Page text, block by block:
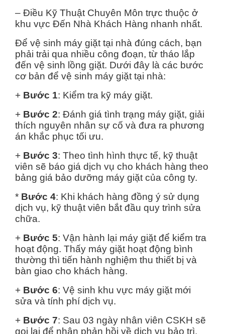
– Điều Kỹ Thuật Chuyên Môn trực thuộc ở
khu vực Đến Nhà Khách Hàng nhanh nhất.
Để vệ sinh máy giặt tại nhà đúng cách, bạn
phải trải qua nhiều công đoạn, từ tháo lắp
đến vệ sinh lồng giặt. Dưới đây là các bước
cơ bản để vệ sinh máy giặt tại nhà:
+ Bước 1: Kiểm tra kỹ máy giặt.
+ Bước 2: Đánh giá tình trạng máy giặt, giải
thích nguyên nhân sự cố và đưa ra phương
án khắc phục tối ưu.
+ Bước 3: Theo tình hình thực tế, kỹ thuật
viên sẽ báo giá dịch vụ cho khách hàng theo
bảng giá bảo dưỡng máy giặt của công ty.
* Bước 4: Khi khách hàng đồng ý sử dụng
dịch vụ, kỹ thuật viên bắt đầu quy trình sửa
chữa.
+ Bước 5: Vận hành lại máy giặt để kiểm tra
hoạt động. Thấy máy giặt hoạt động bình
thường thì tiến hành nghiệm thu thiết bị và
bàn giao cho khách hàng.
+ Bước 6: Vệ sinh khu vực máy giặt mới
sửa và tính phí dịch vụ.
+ Bước 7: Sau 03 ngày nhân viên CSKH sẽ
gọi lại để nhận phản hồi về dịch vụ bảo trì.